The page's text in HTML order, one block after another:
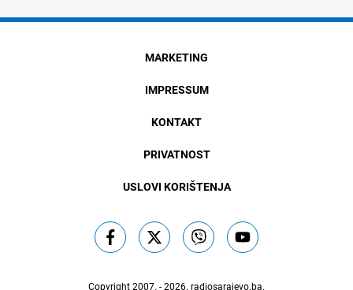
MARKETING
IMPRESSUM
KONTAKT
PRIVATNOST
USLOVI KORIŠTENJA
Copyright 2007. - 2026. radiosarajevo.ba.